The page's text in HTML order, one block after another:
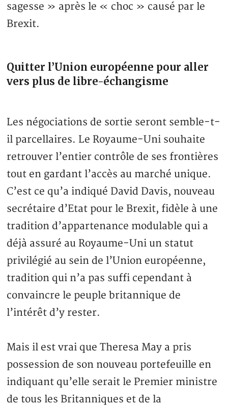
sagesse » après le « choc » causé par le
Brexit.
Quitter l’Union européenne pour aller
vers plus de libre-échangisme
Les négociations de sortie seront semble-t-
il parcellaires. Le Royaume-Uni souhaite
retrouver l’entier contrôle de ses frontières
tout en gardant l’accès au marché unique.
C’est ce qu’a indiqué David Davis, nouveau
secrétaire d’Etat pour le Brexit, fidèle à une
tradition d’appartenance modulable qui a
déjà assuré au Royaume-Uni un statut
privilégié au sein de l’Union européenne,
tradition qui n’a pas suffi cependant à
convaincre le peuple britannique de
l’intérêt d’y rester.
Mais il est vrai que Theresa May a pris
possession de son nouveau portefeuille en
indiquant qu’elle serait le Premier ministre
de tous les Britanniques et de la